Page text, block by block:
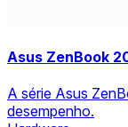
Asus ZenBook
A série Asus
desempenho.